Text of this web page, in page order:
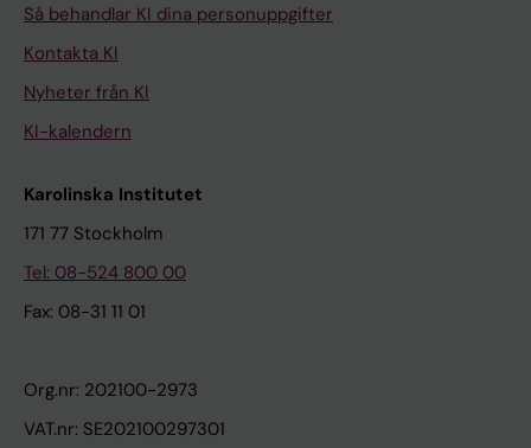
Så behandlar KI dina personuppgifter
Kontakta KI
Nyheter från KI
KI-kalendern
Karolinska Institutet
171 77 Stockholm
Tel: 08-524 800 00
Fax: 08-31 11 01
Org.nr: 202100-2973
VAT.nr: SE202100297301